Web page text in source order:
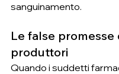
sanguinamento.
Le false promesse
produttori
Quando i suddetti